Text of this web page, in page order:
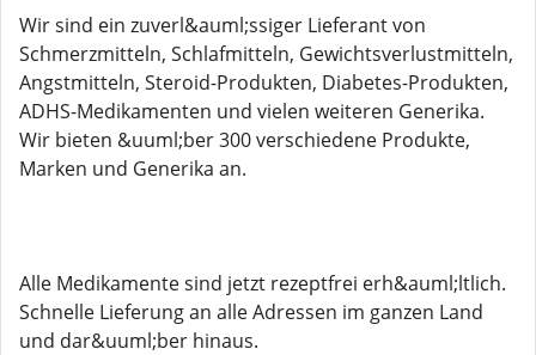
Wir sind ein zuverl&auml;ssiger Lieferant von
Schmerzmitteln, Schlafmitteln, Gewichtsverlustmitteln,
Angstmitteln, Steroid-Produkten, Diabetes-Produkten,
ADHS-Medikamenten und vielen weiteren Generika.
Wir bieten &uuml;ber 300 verschiedene Produkte,
Marken und Generika an.
Alle Medikamente sind jetzt rezeptfrei erh&auml;ltlich.
Schnelle Lieferung an alle Adressen im ganzen Land
und dar&uuml;ber hinaus.